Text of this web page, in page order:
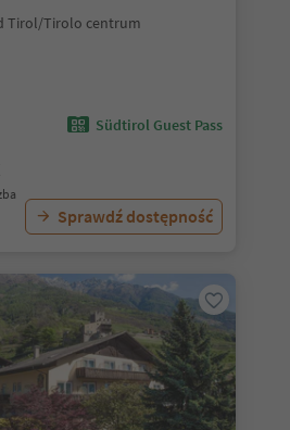
Tirol/Tirolo centrum
Südtirol Guest Pass
Sprawdź dostępność